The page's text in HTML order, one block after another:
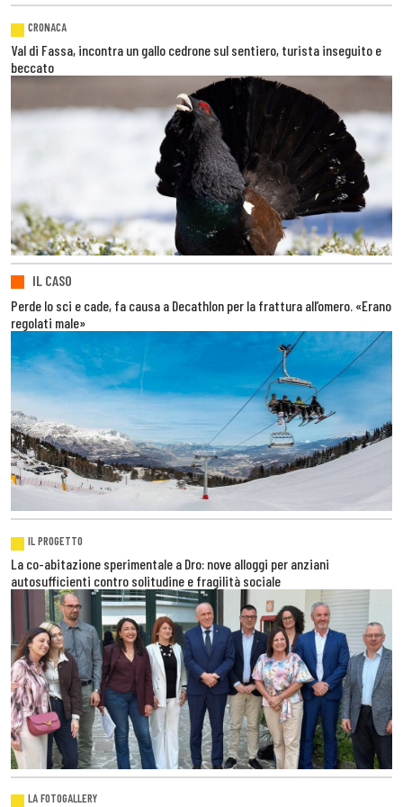
CRONACA
Val di Fassa, incontra un gallo cedrone sul sentiero, turista inseguito e
beccato
IL CASO
Perde lo sci e cade, fa causa a Decathlon per la frattura all’omero. «Erano
regolati male»
IL PROGETTO
La co-abitazione sperimentale a Dro: nove alloggi per anziani
autosufficienti contro solitudine e fragilità sociale
LA FOTOGALLERY